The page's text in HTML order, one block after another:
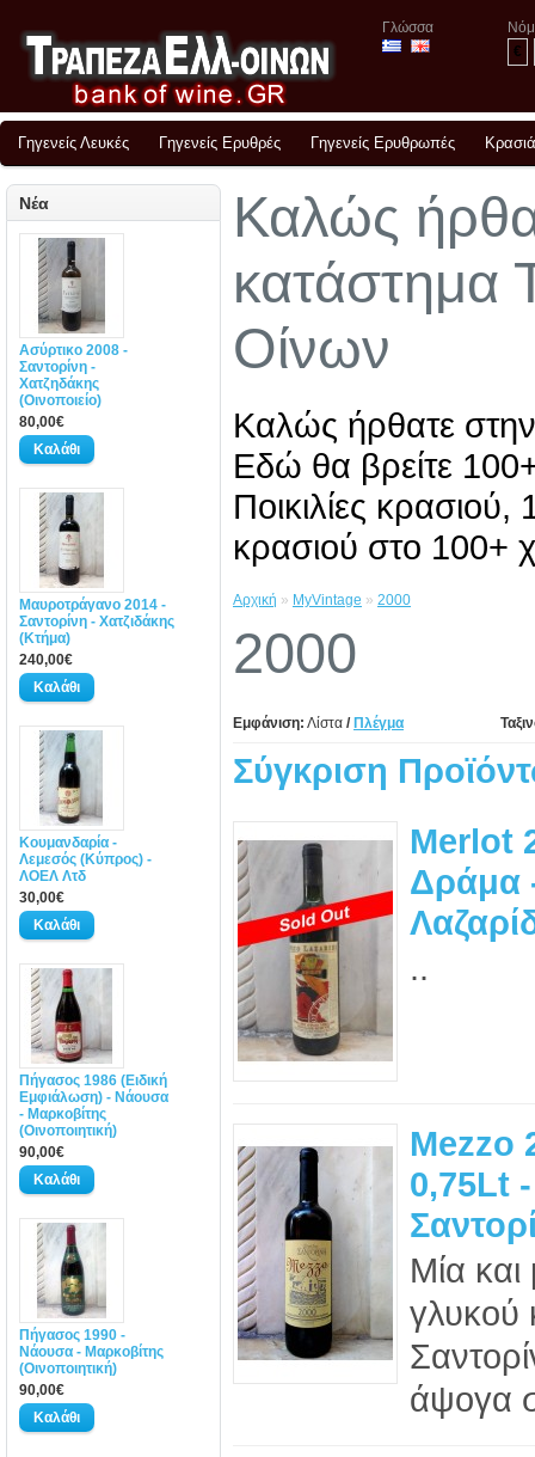
Γλώσσα
€
Γηγενείς Λευκές Γηγενείς Ερυθρές Γηγενείς Ερυθρωπές
Νέα
Ασύρτικο 2008 -
Σαντορίνη -
Χατζηδάκης
(Οινοποιείο)
80,00€
Μαυροτράγανο 2014 -
Σαντορίνη - Χατζιδάκης
(Κτήμα)
240,00€
Κουμανδαρία -
Λεμεσός (Κύπρος) -
ΛΟΕΛ Λτδ
30,00€
Πήγασος 1986 (Ειδική
Εμφιάλωση) - Νάουσα
- Μαρκοβίτης
(Οινοποιητική)
90,00€
Πήγασος 1990 -
Νάουσα - Μαρκοβίτης
(Οινοποιητική)
90,00€
Καλώς
κατάστημα
Οίνων
Καλώς ήρθατε
Εδώ θα βρείτε
Ποικιλίες
κρασιού στο 100+
Αρχική » MyVintage » 2000
2000
Εμφάνιση: Λίστα / Πλέγμα
Σύγκριση
Merlot
Δράμα
..
Mezzo
0,75Lt -
Μία
γλυκού
άψογα